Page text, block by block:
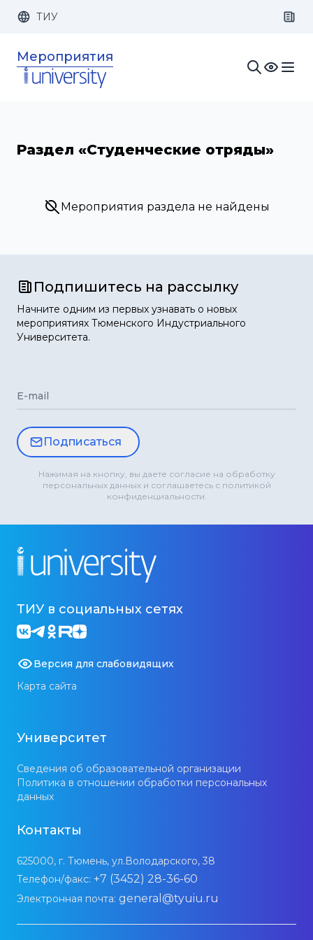
Изображения:
ТИУ
Мероприятия
Раздел «Студенческие отряды»
Мероприятия раздела не найдены
Подпишитесь на рассылку
Начните одним из первых узнавать о новых
мероприятиях Тюменского Индустриального
Университета.
E-mail
Подписаться
Нажимая на кнопку, вы даете согласие на обработку
персональных данных и соглашаетесь с политикой
конфиденциальности.
ТИУ в социальных сетях
Версия для слабовидящих
Карта сайта
Университет
Сведения об образовательной организации
Политика в отношении обработки персональных
данных
Контакты
625000, г. Тюмень, ул.Володарского, 38
Телефон/факс: +7 (3452) 28-36-60
Электронная почта: general@tyuiu.ru